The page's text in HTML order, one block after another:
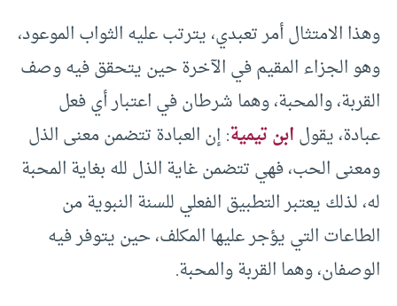
وهذا الامتثال أمر تعبدي، يترتب عليه الثواب الموعود،
وهو الجزاء المقيم في الآخرة حين يتحقق فيه وصف
القربة، والمحبة، وهما شرطان في اعتبار أي فعل
عبادة، يقولابن تيمية: إن العبادة تتضمن معنى الذل
ومعنى الحب، فهي تتضمن غاية الذل لله بغاية المحبة
له، لذلك يعتبر التطبيق الفعلي للسنة النبوية من
الطاعات التي يؤجر عليها المكلف، حين يتوفر فيه
الوصفان، وهما القربة والمحبة.